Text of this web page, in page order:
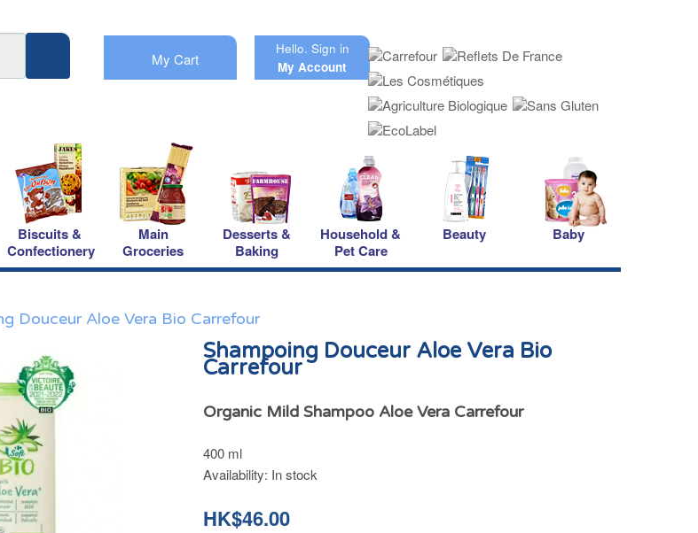
My Cart
Hello. Sign in
My Account
Biscuits &
Confectionery
Main
Groceries
Desserts &
Baking
Household &
Pet Care
Beauty Baby
Douceur Aloe Vera Bio Carrefour
Shampoing Douceur Aloe Vera Bio
Carrefour
Organic Mild Shampoo Aloe Vera Carrefour
400 ml
Availability: In stock
HK$46.00